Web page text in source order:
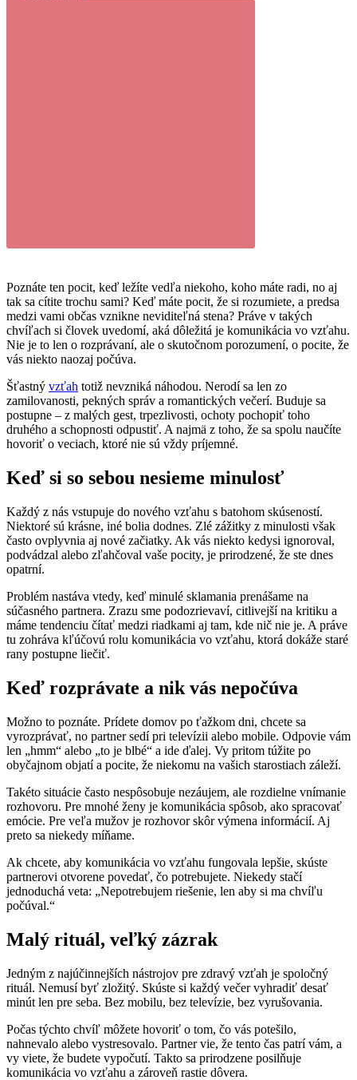
Poznáte ten pocit, keď ležíte vedľa niekoho, koho máte radi, no aj
tak sa cítite trochu sami? Keď máte pocit, že si rozumiete, a predsa
medzi vami občas vznikne neviditeľná stena? Práve v takých
chvíľach si človek uvedomí, aká dôležitá je komunikácia vo vzťahu.
Nie je to len o rozprávaní, ale o skutočnom porozumení, o pocite, že
vás niekto naozaj počúva.
Šťastný vzťah totiž nevzniká náhodou. Nerodí sa len zo
zamilovanosti, pekných správ a romantických večerí. Buduje sa
postupne – z malých gest, trpezlivosti, ochoty pochopiť toho
druhého a schopnosti odpustiť. A najmä z toho, že sa spolu naučíte
hovoriť o veciach, ktoré nie sú vždy príjemné.
Keď si so sebou nesieme minulosť
Každý z nás vstupuje do nového vzťahu s batohom skúseností.
Niektoré sú krásne, iné bolia dodnes. Zlé zážitky z minulosti však
často ovplyvnia aj nové začiatky. Ak vás niekto kedysi ignoroval,
podvádzal alebo zľahčoval vaše pocity, je prirodzené, že ste dnes
opatrní.
Problém nastáva vtedy, keď minulé sklamania prenášame na
súčasného partnera. Zrazu sme podozrievaví, citlivejší na kritiku a
máme tendenciu čítať medzi riadkami aj tam, kde nič nie je. A práve
tu zohráva kľúčovú rolu komunikácia vo vzťahu, ktorá dokáže staré
rany postupne liečiť.
Keď rozprávate a nik vás nepočúva
Možno to poznáte. Prídete domov po ťažkom dni, chcete sa
vyrozprávať, no partner sedí pri televízii alebo mobile. Odpovie vám
len „hmm“ alebo „to je blbé“ a ide ďalej. Vy pritom túžite po
obyčajnom objatí a pocite, že niekomu na vašich starostiach záleží.
Takéto situácie často nespôsobuje nezáujem, ale rozdielne vnímanie
rozhovoru. Pre mnohé ženy je komunikácia spôsob, ako spracovať
emócie. Pre veľa mužov je rozhovor skôr výmena informácií. Aj
preto sa niekedy míňame.
Ak chcete, aby komunikácia vo vzťahu fungovala lepšie, skúste
partnerovi otvorene povedať, čo potrebujete. Niekedy stačí
jednoduchá veta: „Nepotrebujem riešenie, len aby si ma chvíľu
počúval.“
Malý rituál, veľký zázrak
Jedným z najúčinnejších nástrojov pre zdravý vzťah je spoločný
rituál. Nemusí byť zložitý. Skúste si každý večer vyhradiť desať
minút len pre seba. Bez mobilu, bez televízie, bez vyrušovania.
Počas týchto chvíľ môžete hovoriť o tom, čo vás potešilo,
nahnevalo alebo vystresovalo. Partner vie, že tento čas patrí vám, a
vy viete, že budete vypočutí. Takto sa prirodzene posilňuje
komunikácia vo vzťahu a zároveň rastie dôvera.